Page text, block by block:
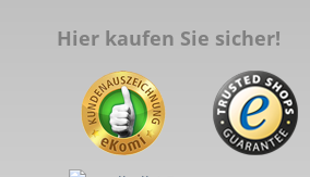
Hier kaufen Sie sicher!